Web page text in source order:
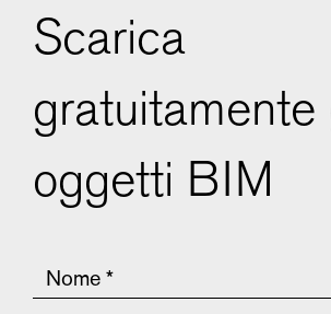
Scarica
gratuitamente
oggetti BIM